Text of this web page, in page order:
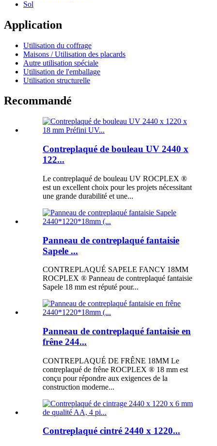
Sol
Application
Utilisation du coffrage
Maisons / Utilisation des placards
Autre utilisation spéciale
Utilisation de l'emballage
Utilisation structurelle
Recommandé
Contreplaqué de bouleau UV 2440 x
122...
Le contreplaqué de bouleau UV ROCPLEX ®
est un excellent choix pour les projets nécessitant
une grande durabilité et une...
Panneau de contreplaqué fantaisie
Sapele ...
CONTREPLAQUÉ SAPELE FANCY 18MM
ROCPLEX ® Panneau de contreplaqué fantaisie
Sapele 18 mm est réputé pour...
Panneau de contreplaqué fantaisie en
frêne 244...
CONTREPLAQUÉ DE FRÊNE 18MM Le
contreplaqué de frêne ROCPLEX ® 18 mm est
conçu pour répondre aux exigences de la
construction moderne...
Contreplaqué cintré 2440 x 1220...